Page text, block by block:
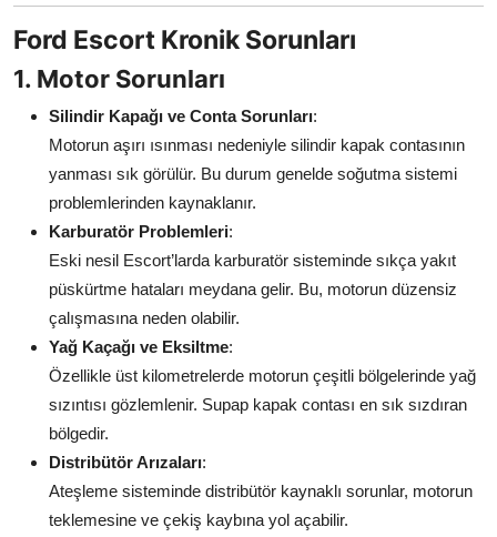
Aydınlatma & Görüş
Dizel Sistemler
Multimedya & Elektronik
Ford Escort Kronik Sorunları
1. Motor Sorunları
Silindir Kapağı ve Conta Sorunları:
Motorun aşırı ısınması nedeniyle silindir kapak contasının
yanması sık görülür. Bu durum genelde soğutma sistemi
problemlerinden kaynaklanır.
Karburatör Problemleri:
Eski nesil Escort’larda karburatör sisteminde sıkça yakıt
püskürtme hataları meydana gelir. Bu, motorun düzensiz
çalışmasına neden olabilir.
Yağ Kaçağı ve Eksiltme:
Özellikle üst kilometrelerde motorun çeşitli bölgelerinde yağ
sızıntısı gözlemlenir. Supap kapak contası en sık sızdıran
bölgedir.
Distribütör Arızaları:
Ateşleme sisteminde distribütör kaynaklı sorunlar, motorun
teklemesine ve çekiş kaybına yol açabilir.